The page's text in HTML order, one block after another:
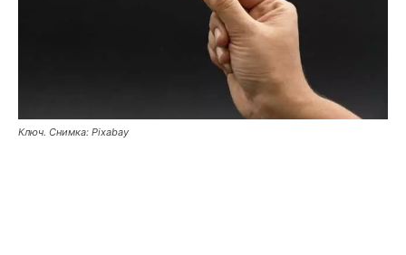
Ключ. Снимка: Pixabay